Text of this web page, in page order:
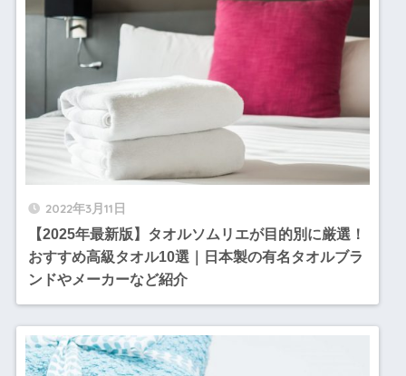
2022年3月11日
【2025年最新版】タオルソムリエが目的別に厳選！
おすすめ高級タオル10選｜日本製の有名タオルブラ
ンドやメーカーなど紹介